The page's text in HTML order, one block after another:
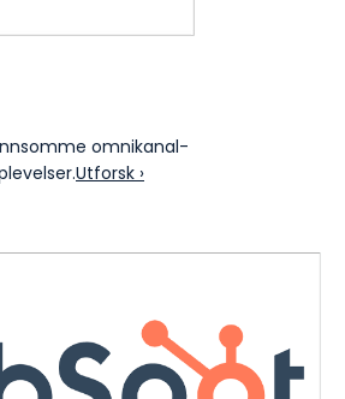
omnikanal-
Utforsk ›